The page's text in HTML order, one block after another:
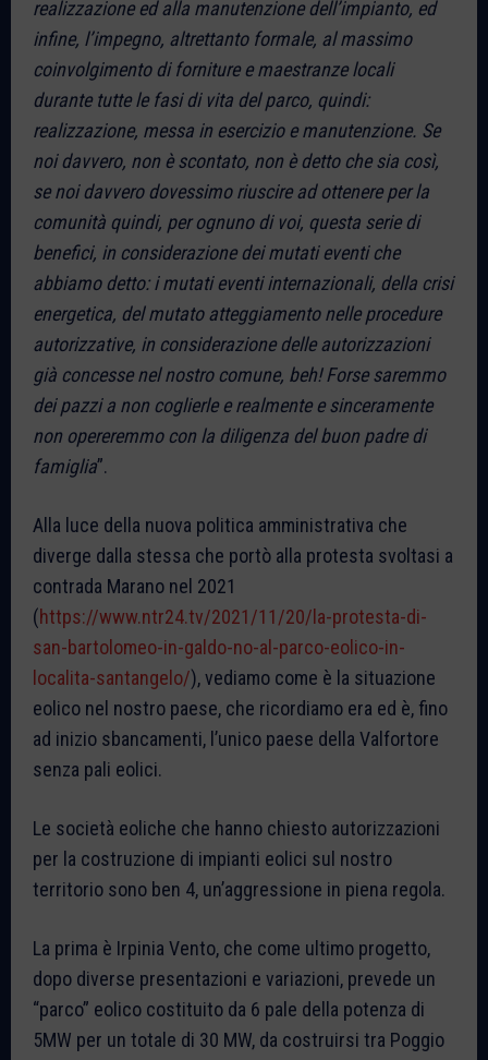
realizzazione ed alla manutenzione dell’impianto, ed
infine, l’impegno, altrettanto formale, al massimo
coinvolgimento di forniture e maestranze locali
durante tutte le fasi di vita del parco, quindi:
realizzazione, messa in esercizio e manutenzione. Se
noi davvero, non è scontato, non è detto che sia così,
se noi davvero dovessimo riuscire ad ottenere per la
comunità quindi, per ognuno di voi, questa serie di
benefici, in considerazione dei mutati eventi che
abbiamo detto: i mutati eventi internazionali, della crisi
energetica, del mutato atteggiamento nelle procedure
autorizzative, in considerazione delle autorizzazioni
già concesse nel nostro comune, beh! Forse saremmo
dei pazzi a non coglierle e realmente e sinceramente
non opereremmo con la diligenza del buon padre di
famiglia”.
Alla luce della nuova politica amministrativa che
diverge dalla stessa che portò alla protesta svoltasi a
contrada Marano nel 2021
(https://www.ntr24.tv/2021/11/20/la-protesta-di-
san-bartolomeo-in-galdo-no-al-parco-eolico-in-
localita-santangelo/), vediamo come è la situazione
eolico nel nostro paese, che ricordiamo era ed è, fino
ad inizio sbancamenti, l’unico paese della Valfortore
senza pali eolici.
Le società eoliche che hanno chiesto autorizzazioni
per la costruzione di impianti eolici sul nostro
territorio sono ben 4, un’aggressione in piena regola.
La prima è Irpinia Vento, che come ultimo progetto,
dopo diverse presentazioni e variazioni, prevede un
“parco” eolico costituito da 6 pale della potenza di
5MW per un totale di 30 MW, da costruirsi tra Poggio